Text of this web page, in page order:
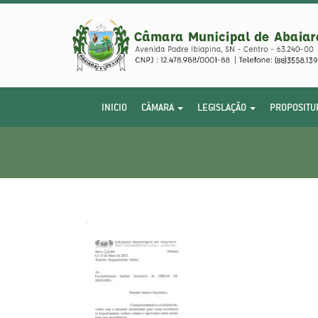
INICIO CÂMARA LEGISLAÇÃO